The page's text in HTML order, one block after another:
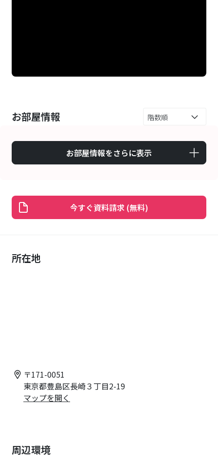
お部屋情報
お部屋情報をさらに表示
今すぐ資料請求 (無料)
所在地
〒171-0051
東京都豊島区長崎３丁目2-19
マップを開く
周辺環境